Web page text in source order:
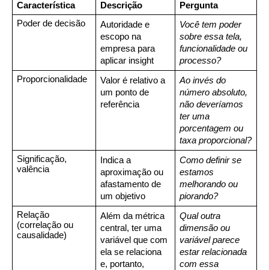
Característica Descrição
Pergunta
Poder de decisão
Autoridade e
escopo na
empresa para
aplicar insight
Você tem poder
sobre essa tela,
funcionalidade ou
processo?
Proporcionalidade
Valor é relativo a
um ponto de
referência
Ao invés do
número absoluto,
não deveríamos
ter uma
porcentagem ou
taxa proporcional?
Significação,
valência
Indica a
aproximação ou
afastamento de
um objetivo
Como definir se
estamos
melhorando ou
piorando?
Relação
(correlação ou
causalidade)
Além da métrica
central, ter uma
variável que com
ela se relaciona
e, portanto,
Qual outra
dimensão ou
variável parece
estar relacionada
com essa